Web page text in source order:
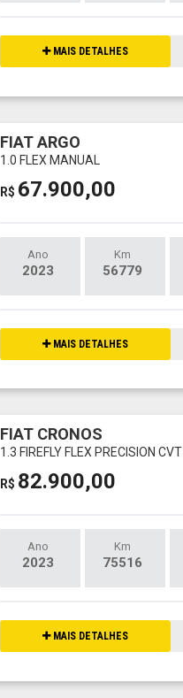
MAIS DETALHES
FIAT ARGO
1.0 FLEX MANUAL
R$ 67.900,00
Ano
2023
Km
56779
MAIS DETALHES
FIAT CRONOS
1.3 FIREFLY FLEX PRECISION CVT
R$ 82.900,00
Ano
2023
Km
75516
MAIS DETALHES